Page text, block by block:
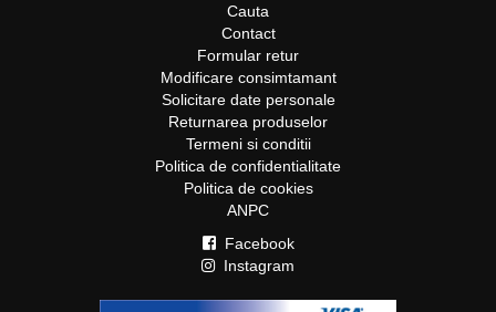
Cauta
Contact
Formular retur
Modificare consimtamant
Solicitare date personale
Returnarea produselor
Termeni si conditii
Politica de confidentialitate
Politica de cookies
ANPC
Facebook
Instagram